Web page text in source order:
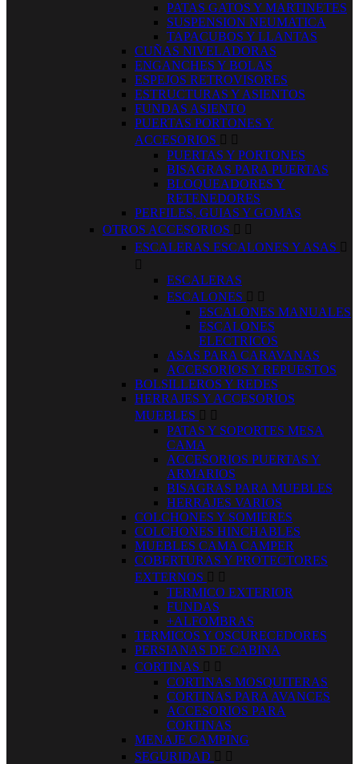
PATAS GATOS Y MARTINETES
SUSPENSION NEUMATICA
TAPACUBOS Y LLANTAS
CUÑAS NIVELADORAS
ENGANCHES Y BOLAS
ESPEJOS RETROVISORES
ESTRUCTURAS Y ASIENTOS
FUNDAS ASIENTO
PUERTAS PORTONES Y
ACCESORIOS  
PUERTAS Y PORTONES
BISAGRAS PARA PUERTAS
BLOQUEADORES Y
RETENEDORES
PERFILES, GUIAS Y GOMAS
OTROS ACCESORIOS  
ESCALERAS ESCALONES Y ASAS 

ESCALERAS
ESCALONES  
ESCALONES MANUALES
ESCALONES
ELECTRICOS
ASAS PARA CARAVANAS
ACCESORIOS Y REPUESTOS
BOLSILLEROS Y REDES
HERRAJES Y ACCESORIOS
MUEBLES  
PATAS Y SOPORTES MESA
CAMA
ACCESORIOS PUERTAS Y
ARMARIOS
BISAGRAS PARA MUEBLES
HERRAJES VARIOS
COLCHONES Y SOMIERES
COLCHONES HINCHABLES
MUEBLES CAMA CAMPER
COBERTURAS Y PROTECTORES
EXTERNOS  
TERMICO EXTERIOR
FUNDAS
+ALFOMBRAS
TERMICOS Y OSCURECEDORES
PERSIANAS DE CABINA
CORTINAS  
CORTINAS MOSQUITERAS
CORTINAS PARA AVANCES
ACCESORIOS PARA
CORTINAS
MENAJE CAMPING
SEGURIDAD  